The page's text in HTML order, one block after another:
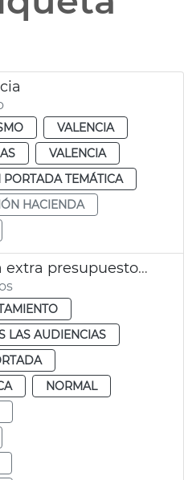
VALENCIA
VALENCIA
PORTADA TEMÁTICA
HACIENDA
Comisión Hacienda extra presupuesto 2024
LAS AUDIENCIAS
NORMAL